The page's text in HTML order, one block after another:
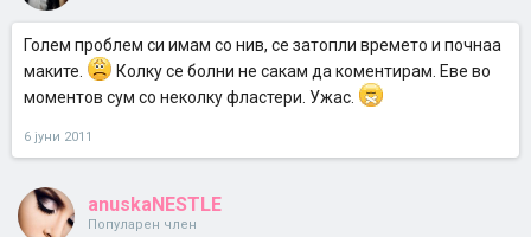
Голем проблем си имам со нив, се затопли времето и почнаа
маките.
Колку се болни не сакам да коментирам. Еве во
моментов сум со неколку фластери. Ужас.
6 јуни 2011
anuskaNESTLE
Популарен член